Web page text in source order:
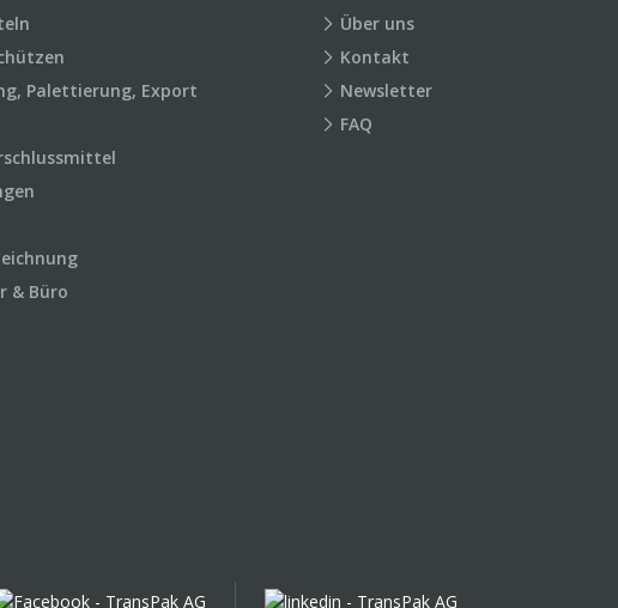
Palettierung, Export
& Büro
Über uns
Kontakt
Newsletter
FAQ